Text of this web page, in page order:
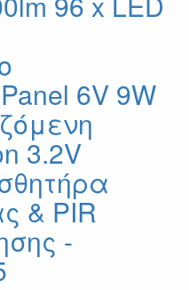
6V 9W
3.2V
& PIR
-